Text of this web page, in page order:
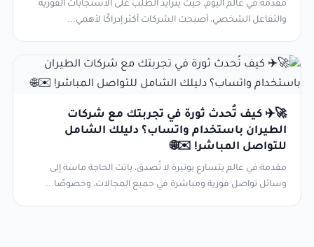
مقدمة:في عالم اليوم، حيث يتزايد الطلب على الاستجابات الفورية
والتفاعل الشخصي، أصبحت الشركات أكثر إدراكًا لأهمي...
🚀✈️ كيف تُحدث ثورة في تجربتك مع شركات
الطيران باستخدام واتساب؟ دليلك الشامل
للتواصل المباشر! ✉️🌐
مقدمة:في عالم يتسارع بوتيرة لا تُصدق، باتت الحاجة ماسة إلى
وسائل تواصل فورية ومباشرة في جميع المجالات، وخصوصًا...